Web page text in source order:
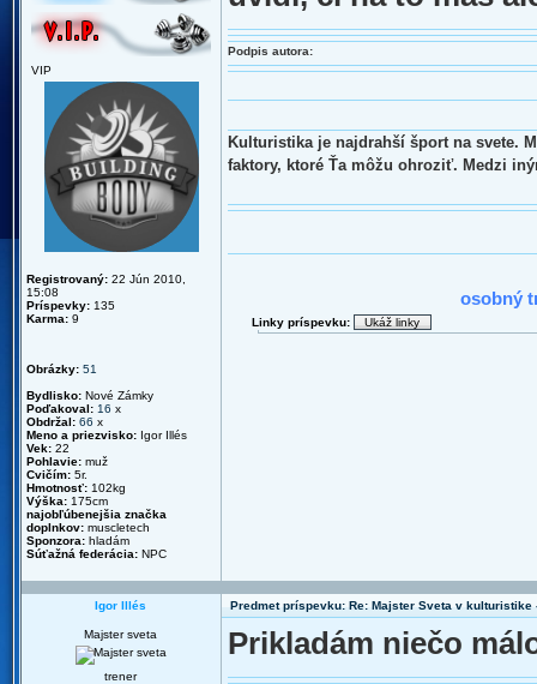
VIP
Registrovaný: 22 Jún 2010,
15:08
Príspevky: 135
Karma: 9
Obrázky: 51
Bydlisko: Nové Zámky
Poďakoval: 16 x
Obdržal: 66 x
Meno a priezvisko: Igor Illés
Vek: 22
Pohlavie: muž
Cvičím: 5r.
Hmotnosť: 102kg
Výška: 175cm
najobľúbenejšia značka
doplnkov: muscletech
Sponzora: hladám
Súťažná federácia: NPC
Podpis autora:
Kulturistika je najdrahší šport na svete.
faktory, ktoré Ťa môžu ohroziť. Medzi
osobný
Linky príspevku:
Igor Illés Predmet príspevku: Re: Majster Sveta v kulturistike
Majster sveta
trener
Prikladám niečo